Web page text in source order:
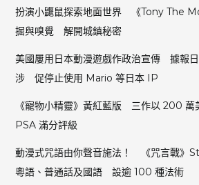
扮演小鼴鼠探索地面世界 《Tony The
掘與嗅覺 解開城鎮秘密
美國屢用日本動漫遊戲作政治宣傳 據報
涉 促停止使用 Mario 等日本 IP
《寵物小精靈》黃紅藍版 三作以 200
PSA 滿分評級
動漫式咒語由你聲音施法！ 《咒言戰》
粵語、普通話及國語 設逾 100 種法術